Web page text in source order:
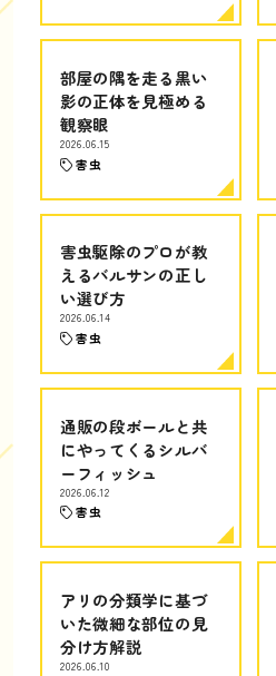
部屋の隅を走る黒い
影の正体を見極める
観察眼
2026.06.15
害虫
害虫駆除のプロが教
えるバルサンの正し
い選び方
2026.06.14
害虫
通販の段ボールと共
にやってくるシルバ
ーフィッシュ
2026.06.12
害虫
アリの分類学に基づ
いた微細な部位の見
分け方解説
2026.06.10